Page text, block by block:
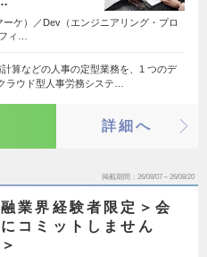
ケ）／Dev（エンジニアリング・プロ
ィ…
算などの人事の定型業務を、1 つのデ
ラウド型人事労務システ…
詳細へ
掲載期間 26/08/07～26/08/20
業界経験者限定＞会
コミットしません